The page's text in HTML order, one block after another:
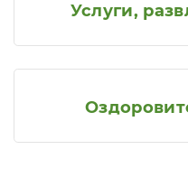
Услуги,